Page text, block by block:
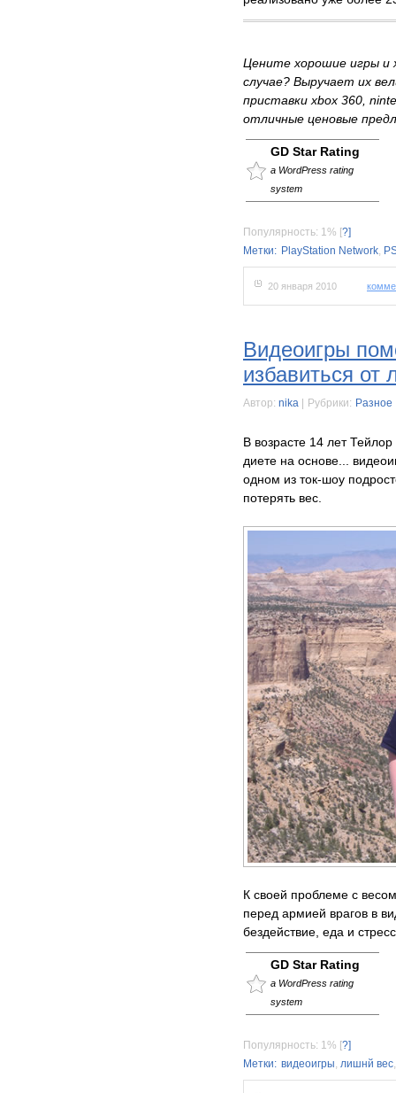
Цените хорошие игры и
случае? Выручает их
приставки xbox 360,
отличные ценовые
GD Star Rating
a WordPress rating
system
Популярность: 1% [?]
Метки: PlayStation Network,
20 января 2010
Видеоигры
избавиться от
Автор: nika Рубрики: Разное
В возрасте 14 лет
диете на основе...
одном из ток-шоу
потерять вес.
К своей проблеме с
перед армией врагов в
бездействие, еда и
GD Star Rating
a WordPress rating
system
Популярность: 1% [?]
Метки: видеоигры, лишнй вес